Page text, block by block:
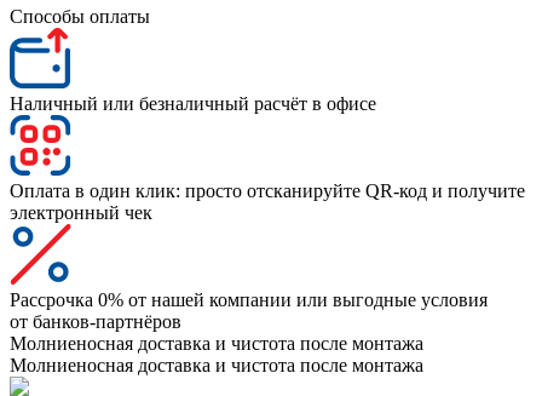
Способы оплаты
Наличный или безналичный расчёт в офисе
Оплата в один клик: просто отсканируйте QR-код и получите
электронный чек
Рассрочка 0% от нашей компании или выгодные условия
от банков-партнёров
Молниеносная доставка и чистота после монтажа
Молниеносная доставка и чистота после монтажа